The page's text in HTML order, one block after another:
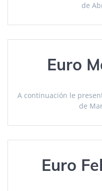
de
Euro
A continuación le
de
Euro